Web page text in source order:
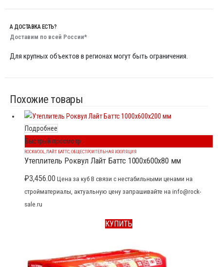
А ДОСТАВКА ЕСТЬ?
Доставим по всей России*
Для крупных объектов в регионах могут быть ограничения.
Похожие товары
Подробнее
Быстрый просмотр
ROCKWOOL,ЛАЙТ БАТТС,ОБЩЕСТРОИТЕЛЬНАЯ ИЗОЛЯЦИЯ
Утеплитель Роквул Лайт Баттс 1000x600x80 мм
₽3,456.00 Цена за куб В связи с нестабильными ценами на
стройматериалы, актуальную цену запрашивайте на info@rock-
sale.ru
КУПИТЬ